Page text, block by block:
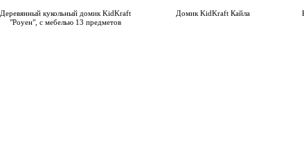
Деревянный кукольный домик KidKraft
"Роуен", с мебелью 13 предметов
Домик KidKraft Кайла